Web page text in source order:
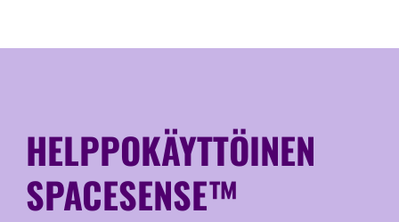
HELPPOKÄYTTÖINEN
SPACESENSE™